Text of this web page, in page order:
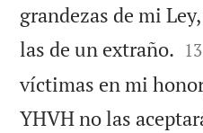
grandezas de mi
las de un extraño. 

13
víctimas en mi
YHVH no las